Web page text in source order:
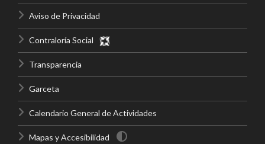
Aviso de Privacidad
Contraloría Social
Transparencia
Garceta
Calendario General de Actividades
Mapas y Accesibilidad